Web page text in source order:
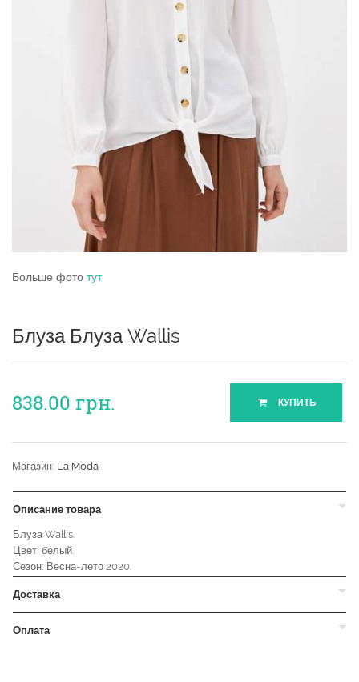
Больше фото тут
Блуза Блуза Wallis
838.00 грн. КУПИТЬ
Магазин: La Moda
Описание товара
Блуза Wallis.
Цвет: белый.
Сезон: Весна-лето 2020.
Доставка
Оплата